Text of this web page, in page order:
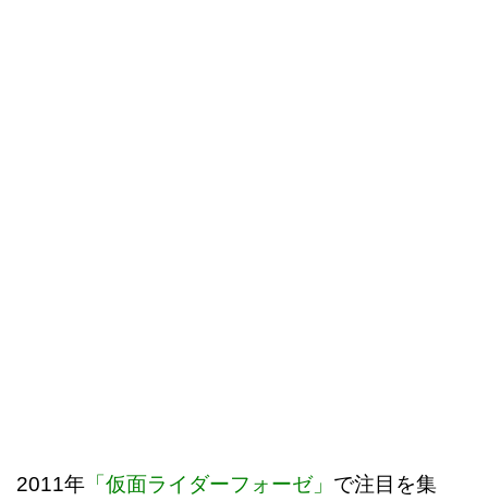
2011年 「仮面ライダーフォーゼ」 で注目を集